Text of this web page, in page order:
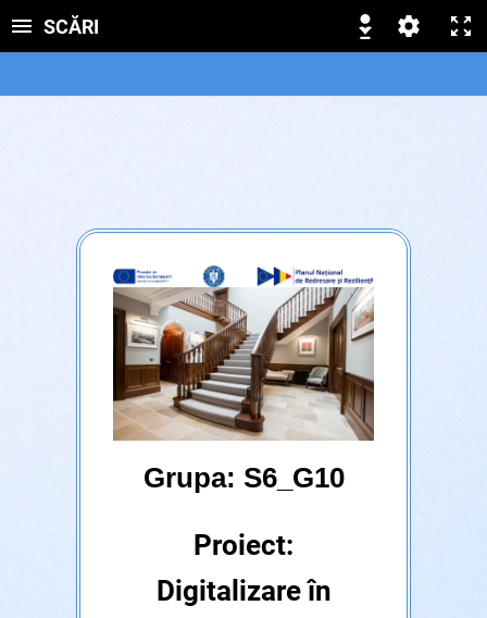
SCĂRI
Grupa: S6_G10
Proiect:
Digitalizare în